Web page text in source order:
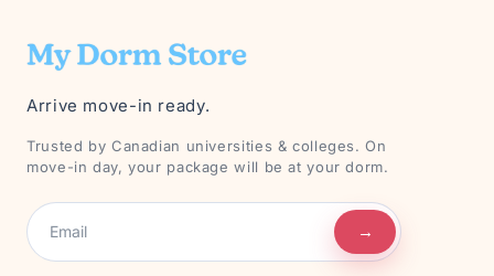
Arrive move-in ready.
Trusted by Canadian universities & colleges. On
move-in day, your package will be at your dorm.
→